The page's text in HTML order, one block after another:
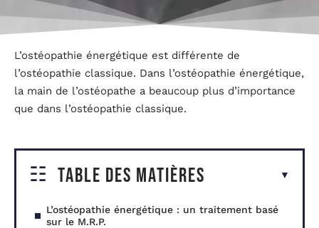
L’ostéopathie énergétique est différente de
l’ostéopathie classique. Dans l’ostéopathie énergétique,
la main de l’ostéopathe a beaucoup plus d’importance
que dans l’ostéopathie classique.
Table des matières
L’ostéopathie énergétique : un traitement basé
sur le M.R.P.